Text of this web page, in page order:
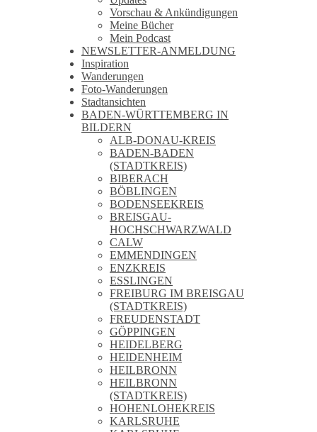
Vorschau & Ankündigungen
Meine Bücher
Mein Podcast
NEWSLETTER-ANMELDUNG
Inspiration
Wanderungen
Foto-Wanderungen
Stadtansichten
BADEN-WÜRTTEMBERG IN
BILDERN
ALB-DONAU-KREIS
BADEN-BADEN
(STADTKREIS)
BIBERACH
BÖBLINGEN
BODENSEEKREIS
BREISGAU-
HOCHSCHWARZWALD
CALW
EMMENDINGEN
ENZKREIS
ESSLINGEN
FREIBURG IM BREISGAU
(STADTKREIS)
FREUDENSTADT
GÖPPINGEN
HEIDELBERG
HEIDENHEIM
HEILBRONN
HEILBRONN
(STADTKREIS)
HOHENLOHEKREIS
KARLSRUHE